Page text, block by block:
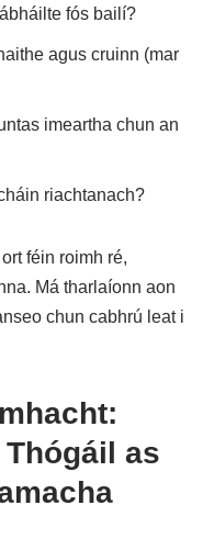
fós bailí?
agus cruinn (mar
imeartha chun an
riachtanach?
féin roimh ré,
Má tharlaíonn aon
chun cabhrú leat i
as